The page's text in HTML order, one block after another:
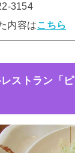
3154
内容はこちら
ストラン「